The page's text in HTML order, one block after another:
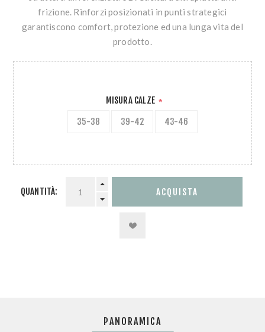
frizione. Rinforzi posizionati in punti strategici
garantiscono comfort, protezione ed una lunga vita del
prodotto.
MISURA CALZE *
35-38 39-42 43-46
QUANTITÀ:
PANORAMICA